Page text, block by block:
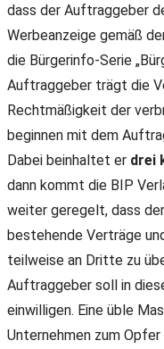
dass der Auftraggeber
Werbeanzeige gemäß
die Bürgerinfo-Serie
Auftraggeber trägt die
Rechtmäßigkeit der
beginnen mit dem
Dabei beinhaltet er drei
dann kommt die BIP
weiter geregelt, dass
bestehende Verträge
teilweise an Dritte zu
Auftraggeber soll in
einwilligen. Eine üble
Unternehmen zum